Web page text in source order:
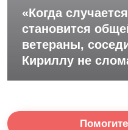
«Когда
становится
ветераны,
Кириллу не